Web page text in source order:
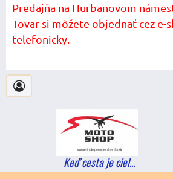
Predajňa na Hurbanovom
Tovar si môžete objednať cez e-
telefonicky.
Keď cesta je ciel...